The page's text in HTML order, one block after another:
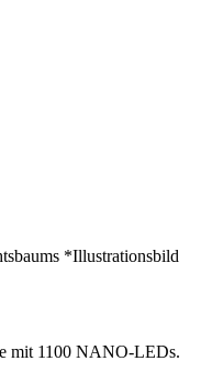
*Illustrationsbild
mit 1100 NANO-LEDs.